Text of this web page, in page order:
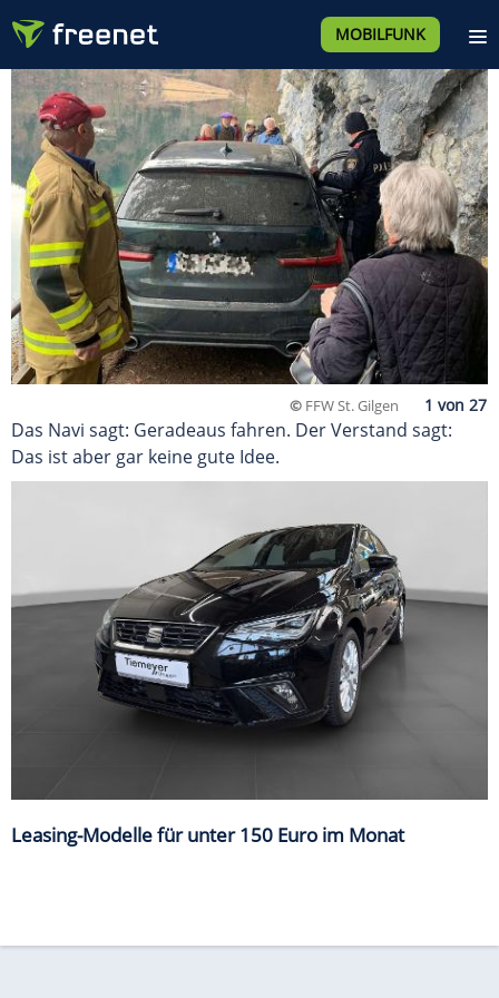
MOBILFUNK
© FFW St. Gilgen
Das Navi sagt: Geradeaus fahren. Der Verstand sagt:
Das ist aber gar keine gute Idee.
Leasing-Modelle für unter 150 Euro im Monat